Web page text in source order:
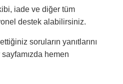
iade ve diğer tüm
destek alabilirsiniz.
soruların yanıtlarını
sayfamızda hemen